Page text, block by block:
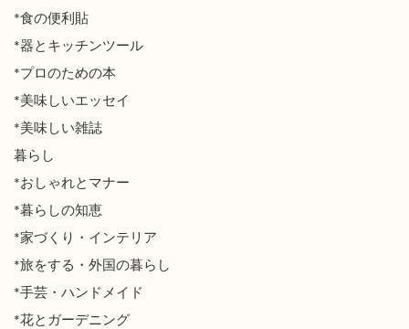
*食の便利貼
*器とキッチンツール
*プロのための本
*美味しいエッセイ
*美味しい雑誌
暮らし
*おしゃれとマナー
*暮らしの知恵
*家づくり・インテリア
*旅をする・外国の暮らし
*手芸・ハンドメイド
*花とガーデニング